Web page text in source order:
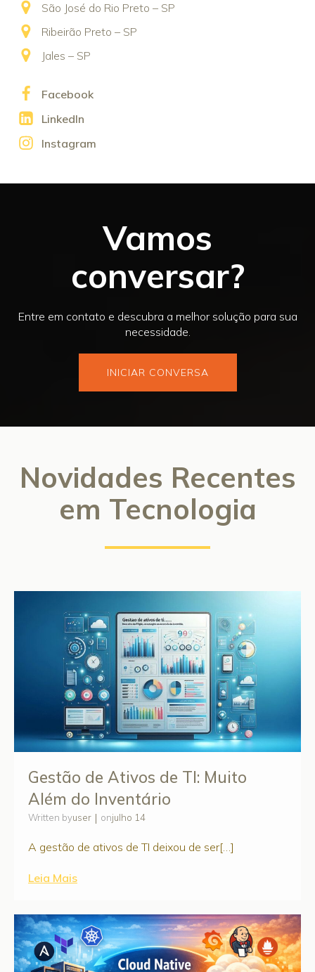
São José do Rio Preto – SP
Ribeirão Preto – SP
Jales – SP
Facebook
LinkedIn
Instagram
Vamos
conversar?
Entre em contato e descubra a melhor solução para sua
necessidade.
INICIAR CONVERSA
Novidades Recentes
em Tecnologia
Gestão de Ativos de TI: Muito
Além do Inventário
Written byuser | onjulho 14
A gestão de ativos de TI deixou de ser[…]
Leia Mais